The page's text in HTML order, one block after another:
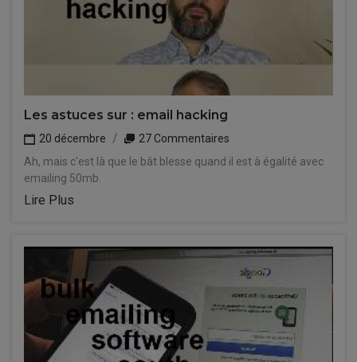
Les astuces sur : email hacking
20 décembre
27 Commentaires
Ah, mais c'est là que le bât blesse quand il est à égalité avec
emailing 50mb.
Lire Plus